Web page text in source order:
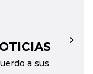
a sus
→